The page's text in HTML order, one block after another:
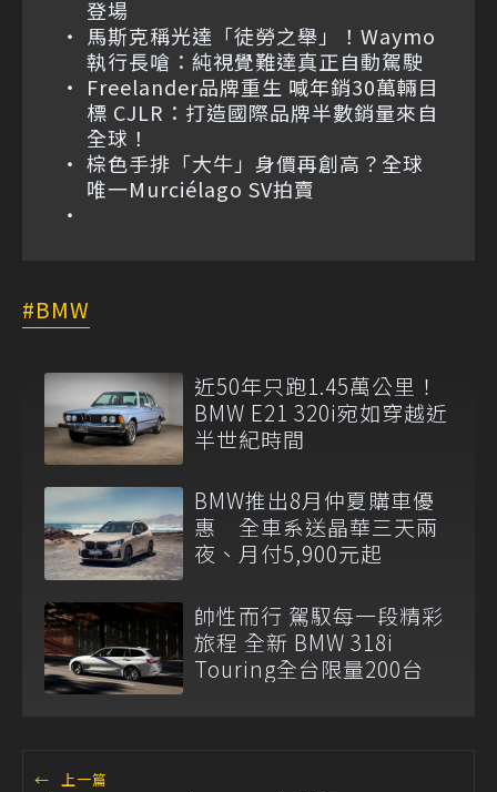
登場
馬斯克稱光達「徒勞之舉」！Waymo
執行長嗆：純視覺難達真正自動駕駛
Freelander品牌重生 喊年銷30萬輛目
標 CJLR：打造國際品牌半數銷量來自
全球！
棕色手排「大牛」身價再創高？全球
唯一Murciélago SV拍賣
BMW
近50年只跑1.45萬公里！
BMW E21 320i宛如穿越近
半世紀時間
BMW推出8月仲夏購車優
惠 全車系送晶華三天兩
夜、月付5,900元起
帥性而行 駕馭每一段精彩
旅程 全新 BMW 318i
Touring全台限量200台
← 上一篇